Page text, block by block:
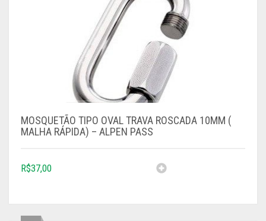
MOSQUETÃO TIPO OVAL TRAVA ROSCADA 10MM (
MALHA RÁPIDA) – ALPEN PASS
R$37,00